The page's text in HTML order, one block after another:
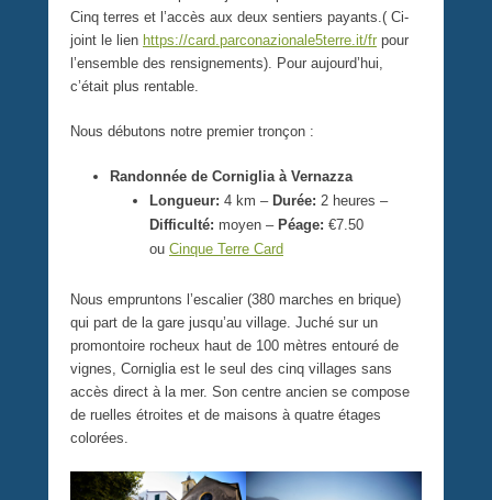
Cinq terres et l’accès aux deux sentiers payants.( Ci-
joint le lien https://card.parconazionale5terre.it/fr pour
l’ensemble des rensignements). Pour aujourd’hui,
c’était plus rentable.
Nous débutons notre premier tronçon :
Randonnée de Corniglia à Vernazza
Longueur: 4 km – Durée: 2 heures –
Difficulté: moyen – Péage: €7.50
ou Cinque Terre Card
Nous empruntons l’escalier (380 marches en brique)
qui part de la gare jusqu’au village. Juché sur un
promontoire rocheux haut de 100 mètres entouré de
vignes, Corniglia est le seul des cinq villages sans
accès direct à la mer. Son centre ancien se compose
de ruelles étroites et de maisons à quatre étages
colorées.